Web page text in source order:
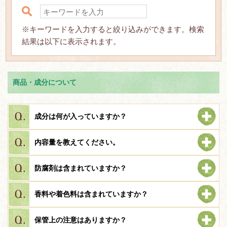
※キーワードを入力すると絞り込みができます。検索
結果は以下に表示されます。
商品・成分について
成分は何が入っていますか？
内容量を教えてください。
防腐剤は含まれていますか？
香料や着色料は含まれていますか？
保管上の注意はありますか？